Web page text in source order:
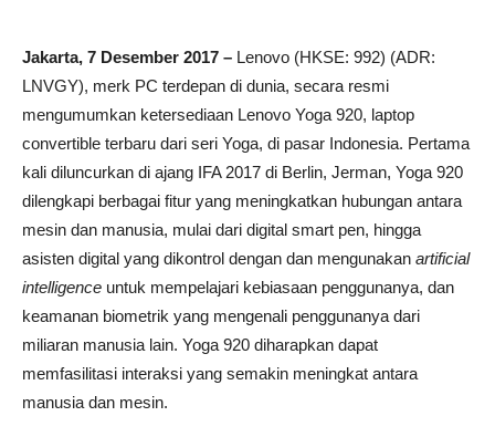
Jakarta, 7 Desember 2017 – Lenovo (HKSE: 992) (ADR:
LNVGY), merk PC terdepan di dunia, secara resmi
mengumumkan ketersediaan Lenovo Yoga 920, laptop
convertible terbaru dari seri Yoga, di pasar Indonesia. Pertama
kali diluncurkan di ajang IFA 2017 di Berlin, Jerman, Yoga 920
dilengkapi berbagai fitur yang meningkatkan hubungan antara
mesin dan manusia, mulai dari digital smart pen, hingga
asisten digital yang dikontrol dengan dan mengunakan artificial
intelligence untuk mempelajari kebiasaan penggunanya, dan
keamanan biometrik yang mengenali penggunanya dari
miliaran manusia lain. Yoga 920 diharapkan dapat
memfasilitasi interaksi yang semakin meningkat antara
manusia dan mesin.